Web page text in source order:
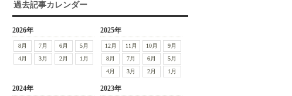
過去記事カレンダー
2026年
8月 7月 6月
5月
4月
3月 2月 1月
2025年
12月 11月 10月
9月
8月
7月 6月
5月
4月
3月 2月 1月
2024年 2023年